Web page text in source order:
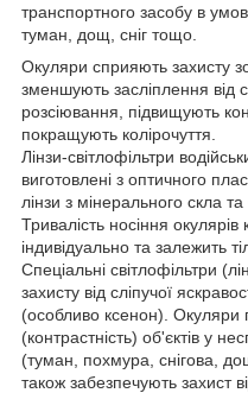
транспортного засобу в
туман, дощ, сніг тощо.
Окуляри сприяють захисту
зменшують засліплення від
розсіювання, підвищують
покращують колірочуття.
Лінзи-світлофільтри
виготовлені з оптичного
лінзи з мінерального скла
Тривалість носіння
індивідуально та залежить
Спеціальні світлофільтри
захисту від сліпучої
(особливо ксенон). Окуляри
(контрастність) об'єктів у
(туман, похмура, снігова,
також забезпечують захист